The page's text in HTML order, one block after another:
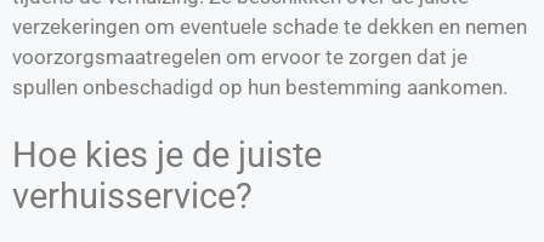
verzekeringen om eventuele schade te dekken en nemen
voorzorgsmaatregelen om ervoor te zorgen dat je
spullen onbeschadigd op hun bestemming aankomen.
Hoe kies je de juiste
verhuisservice?